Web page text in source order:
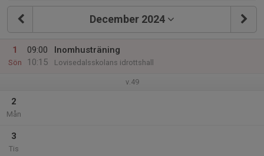
December 2024
1
Sön
09:00
10:15
Inomhusträning
Lovisedalsskolans idrottshall
v.49
2
Mån
3
Tis